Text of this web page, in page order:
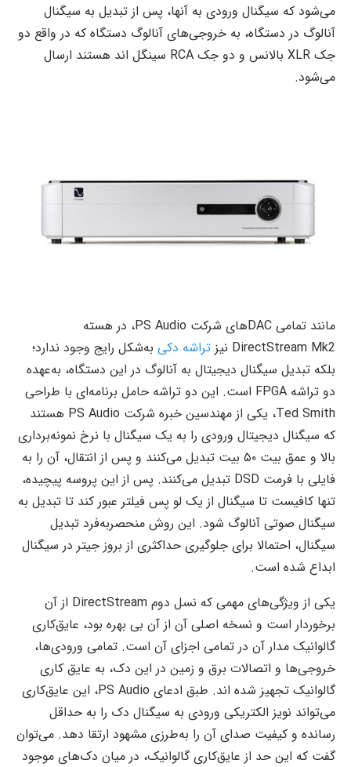
می‌شود که سیگنال ورودی به آنها، پس از تبدیل به سیگنال
آنالوگ در دستگاه، به خروجی‌های آنالوگ دستگاه که در واقع دو
جک XLR بالانس و دو جک RCA سینگل اند هستند ارسال
می‌شود.
مانند تمامی DAC‌های شرکت PS Audio، در هسته
DirectStream Mk2 نیز
تراشه دکی به‌شکل رایج وجود ندارد؛
بلکه تبدیل سیگنال دیجیتال به آنالوگ در این دستگاه، به‌عهده
دو تراشه FPGA است. این دو تراشه حامل برنامه‌ای با طراحی
Ted Smith، یکی از مهندسین خبره شرکت PS Audio هستند
که سیگنال دیجیتال ورودی را به یک سیگنال با نرخ نمونه‌برداری
بالا و عمق بیت ۵۰ بیت تبدیل می‌کنند و پس از انتقال، آن را به
فایلی با فرمت DSD تبدیل می‌کنند. پس از این پروسه پیچیده،
تنها کافیست تا سیگنال از یک لو پس فیلتر عبور کند تا تبدیل به
سیگنال صوتی آنالوگ شود. این روش منحصربه‌فرد تبدیل
سیگنال، احتمالا برای جلوگیری حداکثری از بروز جیتر در سیگنال
ابداع شده است.
یکی از ویژگی‌های مهمی که نسل دوم DirectStream از آن
برخوردار است و نسخه اصلی آن از آن بی بهره بود، عایق‌کاری
گالوانیک مدار آن در تمامی اجزای آن است. تمامی ورودی‌ها،
خروجی‌ها و اتصالات برق و زمین در این دک، به عایق کاری
گالوانیک تجهیز شده اند. طبق ادعای PS Audio، این عایق‌کاری
می‌تواند نویز الکتریکی ورودی به سیگنال دک را به حداقل
رسانده و کیفیت صدای آن را به‌طرزی مشهود ارتقا دهد. می‌توان
گفت که این حد از عایق‌کاری گالوانیک، در میان دک‌های موجود